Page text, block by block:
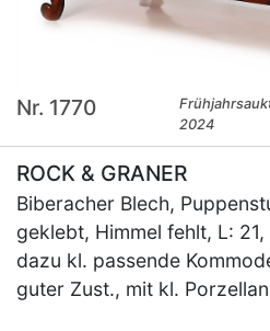
Nr. 1770
2024
ROCK & GRANER
Biberacher Blech,
geklebt, Himmel fehlt, L: 21,
dazu kl. passende
guter Zust., mit kl.